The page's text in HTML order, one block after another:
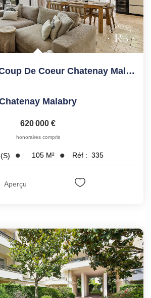
Appartement Coup De Coeur Chatenay Malabry 5 Pièce(s)
Malabry
620 000 €
honoraires compris
105 M² Réf : 335
Aperçu